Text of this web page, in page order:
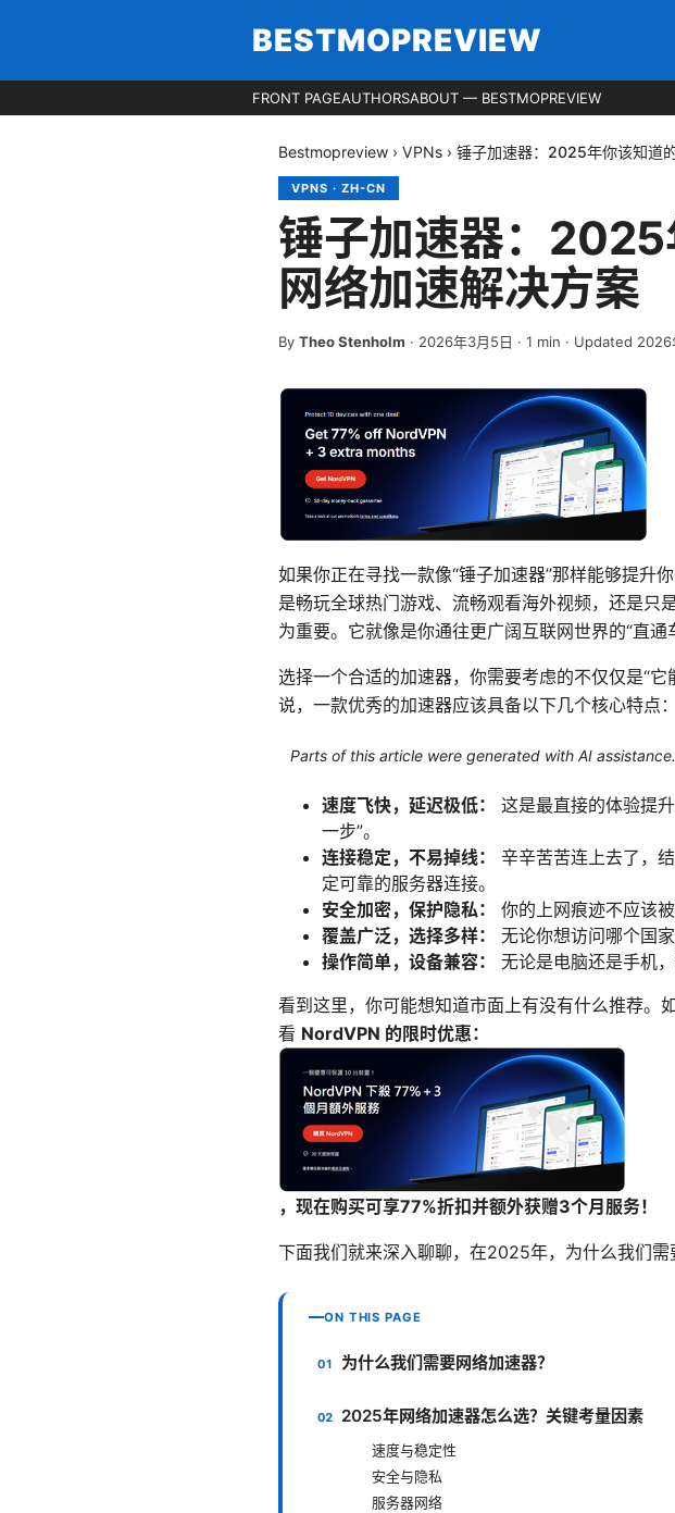
BESTMOPREVIEW
FRONT PAGEAUTHORSABOUT — BESTMOPREVIEW
Bestmopreview › VPNs › 锤子加速器：2025年你该知道
VPNS · ZH-CN
锤子加速器：
网络加速解决方案
By Theo Stenholm · 2026年3月5日 · 1 min · Updated 2026
如果你正在寻找一款像“锤子加速器”那样能够提
是畅玩全球热门游戏、流畅观看海外视频，还是只
为重要。它就像是你通往更广阔互联网世界的“直
选择一个合适的加速器，你需要考虑的不仅仅是“它
说，一款优秀的加速器应该具备以下几个核心特点：
Parts of this article were generated with AI
速度飞快，延迟极低：
这是最直接的体验提
一步”。
连接稳定，不易掉线：
辛辛苦苦连上去了，
定可靠的服务器连接。
安全加密，保护隐私：
你的上网痕迹不应该
覆盖广泛，选择多样：
无论你想访问哪个国
操作简单，设备兼容：
无论是电脑还是手机
看到这里，你可能想知道市面上有没有什么推荐。
看 NordVPN 的限时优惠：
，现在购买可享77%折扣并额外获赠3个月服务！
下面我们就来深入聊聊，在2025年，为什么我们需
ON THIS PAGE
为什么我们需要网络加速器？
2025年网络加速器怎么选？关键考量因素
速度与稳定性
安全与隐私
服务器网络